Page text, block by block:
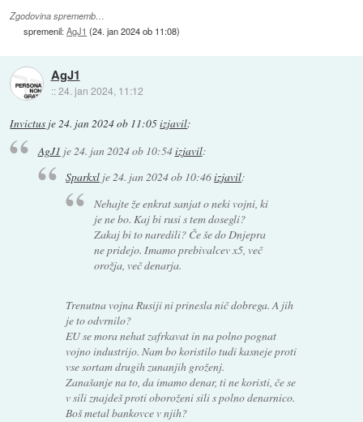
Zgodovina sprememb…
spremenil:AgJ1 (24. jan 2024 ob 11:08)
AgJ1
::24. jan 2024, 11:12
Invictus je24. jan 2024 ob 11:05izjavil:
AgJ1 je 24. jan 2024 ob 10:54izjavil:
Sparkxl je24. jan 2024 ob 10:46izjavil:
Nehajte že enkrat sanjat o neki vojni, ki
je ne bo. Kaj bi rusi s tem dosegli?
Zakaj bi to naredili? Če še do Dnjepra
ne pridejo. Imamo prebivalcev x5, več
orožja, več denarja.
Trenutna vojna Rusiji ni prinesla nič dobrega. A jih
je to odvrnilo?
EU se mora nehat zafrkavat in na polno pognat
vojno industrijo. Nam bo koristilo tudi kasneje proti
vse sortam drugih zunanjih groženj.
Zanašanje na to, da imamo denar, ti ne koristi, če se
v sili znajdeš proti oboroženi sili s polno denarnico.
Boš metal bankovce v njih?